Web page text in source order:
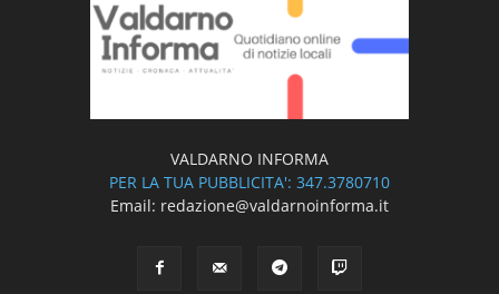
VALDARNO INFORMA
PER LA TUA PUBBLICITA': 347.3780710
Email: redazione@valdarnoinforma.it